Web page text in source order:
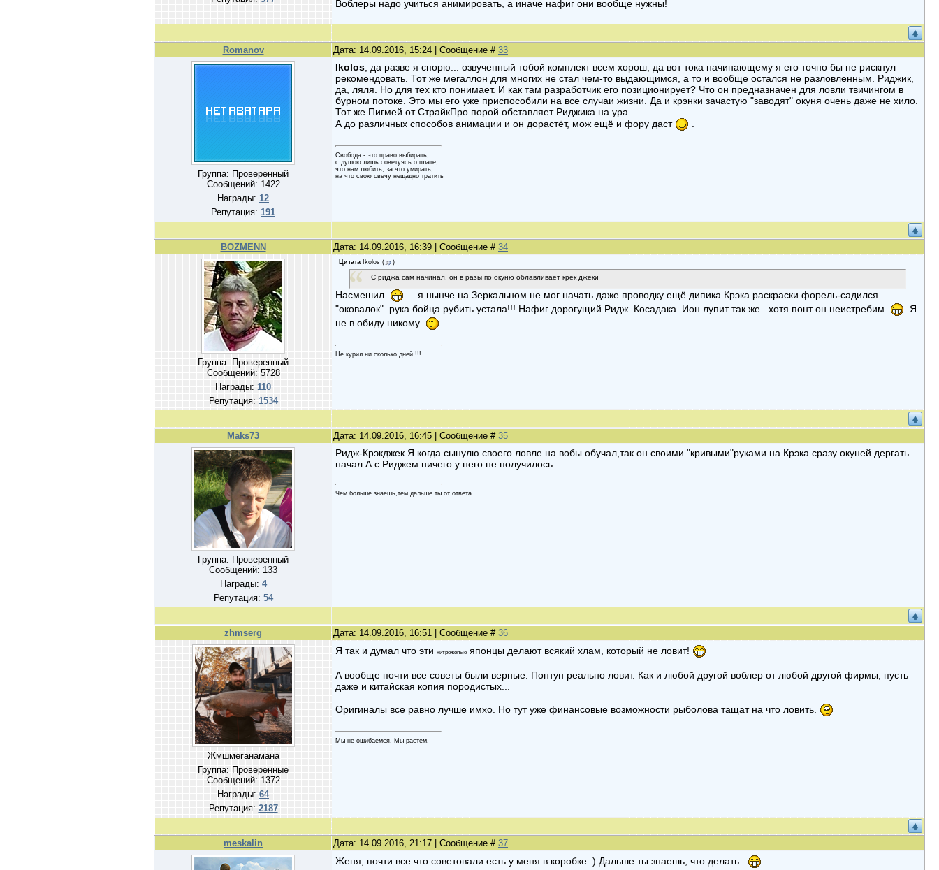
Воблеры надо учиться анимировать, а иначе нафиг они вообще нужны!
Romanov Дата: 14.09.2016, 15:24 | Сообщение # 33
Группа: Проверенный
Сообщений: 1422
Награды: 12
Репутация: 191
Ikolos , да разве я спорю... озвученный тобой комплект всем хорош, да вот тока начинающему я его точно бы не рискнул
рекомендовать. Тот же мегаллон для многих не стал чем-то выдающимся, а то и вообще остался не разловленным. Риджик,
да, ляля. Но для тех кто понимает. И как там разработчик его позиционирует? Что он предназначен для ловли твичингом в
бурном потоке. Это мы его уже приспособили на все случаи жизни. Да и крэнки зачастую "заводят" окуня очень даже не хило.
Тот же Пигмей от СтрайкПро порой обставляет Риджика на ура.
А до различных способов анимации и он дорастёт, мож ещё и фору даст
Свобода - это право выбирать,
с душою лишь советуясь о плате,
что нам любить, за что умирать,
на что свою свечу нещадно тратить
BOZMENN Дата: 14.09.2016, 16:39 | Сообщение # 34
Группа: Проверенный
Сообщений: 5728
Награды: 110
Репутация: 1534
Цитата Ikolos ( )
С риджа сам начинал, он в разы по окуню облавливает крек джеки
Насмешил
... я нынче на Зеркальном не мог начать даже проводку ещё дипика Крэка раскраски форель-садился
"оковалок"..рука бойца рубить устала!!! Нафиг дорогущий Ридж. Косадака Ион лупит так же...хотя понт он неистребим
.Я
не в обиду никому
Не курил ни сколько дней !!!
Maks73 Дата: 14.09.2016, 16:45 | Сообщение # 35
Группа: Проверенный
Сообщений: 133
Награды: 4
Репутация: 54
Ридж-Крэкджек.Я когда сынулю своего ловле на вобы обучал,так он своими "кривыми"руками на Крэка сразу окуней дергать
начал.А с Риджем ничего у него не получилось.
Чем больше знаешь,тем дальше ты от ответа.
zhmserg Дата: 14.09.2016, 16:51 | Сообщение # 36
Жмшмеганамана
Группа: Проверенные
Сообщений: 1372
Награды: 64
Репутация: 2187
Я так и думал что эти хитрожопые японцы делают всякий хлам, который не ловит!
А вообще почти все советы были верные. Понтун реально ловит. Как и любой другой воблер от любой другой фирмы, пусть
даже и китайская копия породистых...
Оригиналы все равно лучше имхо. Но тут уже финансовые возможности рыболова тащат на что ловить.
Мы не ошибаемся. Мы растем.
meskalin Дата: 14.09.2016, 21:17 | Сообщение # 37
Женя, почти все что советовали есть у меня в коробке. ) Дальше ты знаешь, что делать.